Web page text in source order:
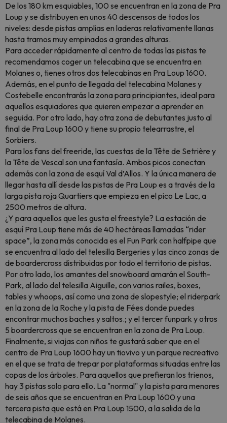
De los 180 km esquiables, 100 se encuentran en la zona de Pra
Loup y se distribuyen en unos 40 descensos de todos los
niveles: desde pistas amplias en laderas relativamente llanas
hasta tramos muy empinados a grandes alturas.
Para acceder rápidamente al centro de todas las pistas te
recomendamos coger un telecabina que se encuentra en
Molanes o, tienes otros dos telecabinas en Pra Loup 1600.
Además, en el punto de llegada del telecabina Molanes y
Costebelle encontrarás la zona para principiantes, ideal para
aquellos esquiadores que quieren empezar a aprender en
seguida. Por otro lado, hay otra zona de debutantes justo al
final de Pra Loup 1600 y tiene su propio telearrastre, el
Sorbiers.
Para los fans del freeride, las cuestas de la Tête de Setrière y
la Tête de Vescal son una fantasía. Ambos picos conectan
además con la zona de esquí Val d’Allos. Y la única manera de
llegar hasta allí desde las pistas de Pra Loup es a través de la
larga pista roja Quartiers que empieza en el pico Le Lac, a
2500 metros de altura.
¿Y para aquellos que les gusta el freestyle? La estación de
esquí Pra Loup tiene más de 40 hectáreas llamadas “rider
space”, la zona más conocida es el Fun Park con halfpipe que
se encuentra al lado del telesilla Bergeries y las cinco zonas de
de boardercross distribuidas por todo el territorio de pistas.
Por otro lado, los amantes del snowboard amarán el South-
Park, al lado del telesilla Aiguille, con varios railes, boxes,
tables y whoops, así como una zona de slopestyle; el riderpark
en la zona de la Roche y la pista de Fées donde puedes
encontrar muchos baches y saltos.; y el tercer funpark y otros
5 boardercross que se encuentran en la zona de Pra Loup.
Finalmente, si viajas con niños te gustará saber que en el
centro de Pra Loup 1600 hay un tiovivo y un parque recreativo
en el que se trata de trepar por plataformas situadas entre las
copas de los árboles. Para aquellos que prefieran los trienos,
hay 3 pistas solo para ello. La "normal" y la pista para menores
de seis años que se encuentran en Pra Loup 1600 y una
tercera pista que está en Pra Loup 1500, a la salida de la
telecabina de Molanes.